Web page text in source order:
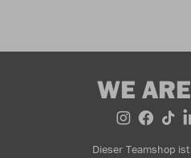
WE
Dieser Teamshop